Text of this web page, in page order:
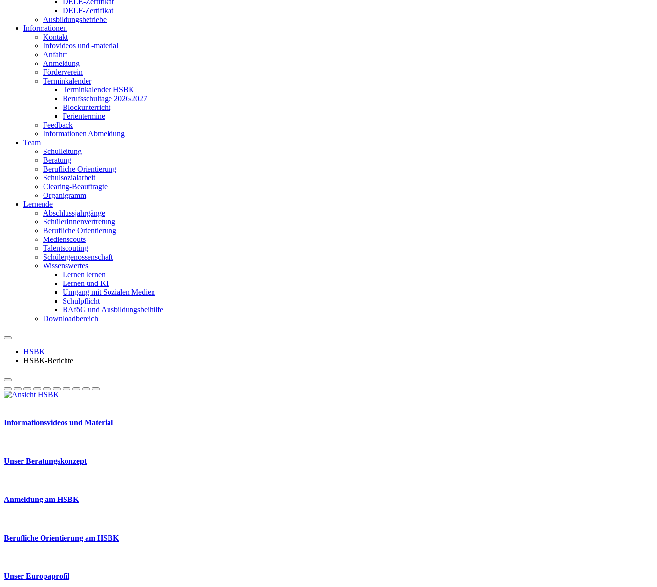
DELE-Zertifikat
DELF-Zertifikat
Ausbildungsbetriebe
Informationen
Kontakt
Infovideos und -material
Anfahrt
Anmeldung
Förderverein
Terminkalender
Terminkalender HSBK
Berufsschultage 2026/2027
Blockunterricht
Ferientermine
Feedback
Informationen Abmeldung
Team
Schulleitung
Beratung
Berufliche Orientierung
Schulsozialarbeit
Clearing-Beauftragte
Organigramm
Lernende
Abschlussjahrgänge
SchülerInnenvertretung
Berufliche Orientierung
Medienscouts
Talentscouting
Schüler­genossen­schaft
Wissenswertes
Lernen lernen
Lernen und KI
Umgang mit Sozialen Medien
Schulpflicht
BAföG und Ausbildungsbeihilfe
Downloadbereich
HSBK
HSBK-Berichte
Informationsvideos und Material
Unser Beratungskonzept
Anmeldung am HSBK
Berufliche Orientierung am HSBK
Unser Europaprofil